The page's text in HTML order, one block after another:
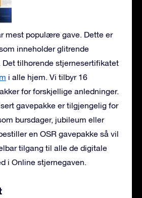
mest populære gave. Dette er
inneholder glitrende
Det tilhørende stjernesertifikatet
i alle hjem. Vi tilbyr 16
for forskjellige anledninger.
gavepakke er tilgjengelig for
bursdager, jubileum eller
en OSR gavepakke så vil
tilgang til alle de digitale
i Online stjernegaven.